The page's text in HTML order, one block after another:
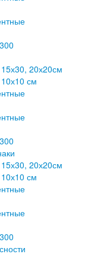
20х20см
см
20х20см
см